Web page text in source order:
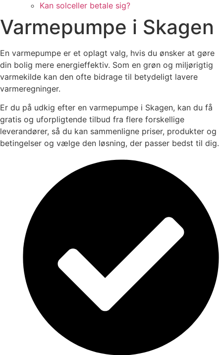
Kan solceller betale sig?
Varmepumpe i Skagen
En varmepumpe er et oplagt valg, hvis du ønsker at gøre
din bolig mere energieffektiv. Som en grøn og miljørigtig
varmekilde kan den ofte bidrage til betydeligt lavere
varmeregninger.
Er du på udkig efter en varmepumpe i Skagen, kan du få
gratis og uforpligtende tilbud fra flere forskellige
leverandører, så du kan sammenligne priser, produkter og
betingelser og vælge den løsning, der passer bedst til dig.